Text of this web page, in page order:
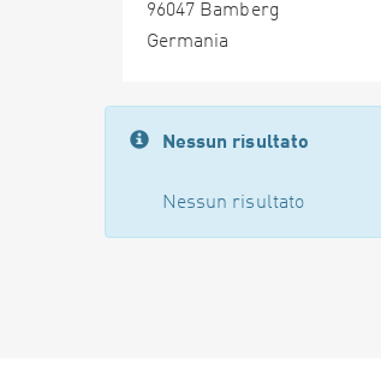
96047 Bamberg
Germania
Nessun risultato
Nessun risultato